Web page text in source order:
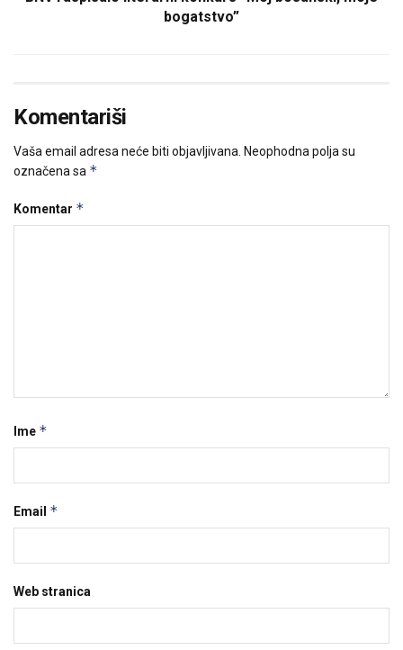
bogatstvo”
Komentariši
Vaša email adresa neće biti objavljivana. Neophodna polja su
označena sa *
Komentar *
Ime *
Email *
Web stranica